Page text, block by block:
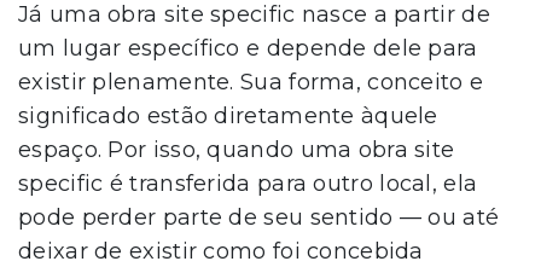
Já uma obra site specific nasce a partir de
um lugar específico e depende dele para
existir plenamente. Sua forma, conceito e
significado estão diretamente àquele
espaço. Por isso, quando uma obra site
specific é transferida para outro local, ela
pode perder parte de seu sentido — ou até
deixar de existir como foi concebida